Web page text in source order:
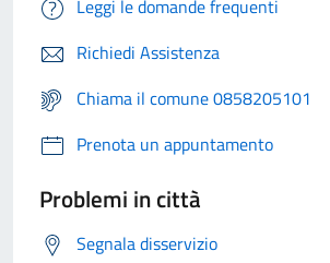
Leggi le domande frequenti
Richiedi Assistenza
Chiama il comune 0858205101
Prenota un appuntamento
Problemi in città
Segnala disservizio